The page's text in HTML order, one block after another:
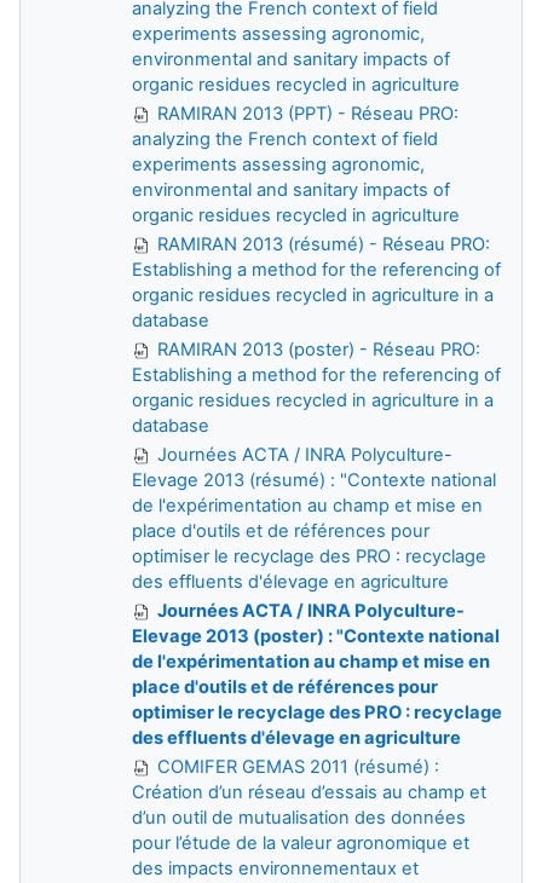
analyzing the French context of field
experiments assessing agronomic,
environmental and sanitary impacts of
organic residues recycled in agriculture
RAMIRAN 2013 (PPT) - Réseau PRO:
analyzing the French context of field
experiments assessing agronomic,
environmental and sanitary impacts of
organic residues recycled in agriculture
RAMIRAN 2013 (résumé) - Réseau PRO:
Establishing a method for the referencing of
organic residues recycled in agriculture in a
database
RAMIRAN 2013 (poster) - Réseau PRO:
Establishing a method for the referencing of
organic residues recycled in agriculture in a
database
Journées ACTA / INRA Polyculture-
Elevage 2013 (résumé) : "Contexte national
de l'expérimentation au champ et mise en
place d'outils et de références pour
optimiser le recyclage des PRO : recyclage
des effluents d'élevage en agriculture
Journées ACTA / INRA Polyculture-
Elevage 2013 (poster) : "Contexte national
de l'expérimentation au champ et mise en
place d'outils et de références pour
optimiser le recyclage des PRO : recyclage
des effluents d'élevage en agriculture
COMIFER GEMAS 2011 (résumé) :
Création d’un réseau d’essais au champ et
d’un outil de mutualisation des données
pour l’étude de la valeur agronomique et
des impacts environnementaux et